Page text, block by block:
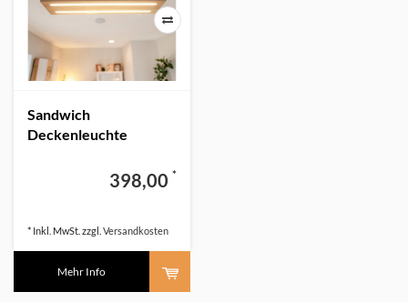
Sandwich
Deckenleuchte
398,00 *
* Inkl. MwSt. zzgl. Versandkosten
Mehr Info